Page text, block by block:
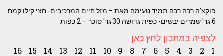
פוקצ'ה רכה רכה תמיד טעימה מאת – מזל חיים המרכיבים- חצי קילו קמח
6 גר' שמרים יבשים- כפית גדושה 30 גר' סוכר – 2 כפות
לצפיה במתכון לחץ כאן
1
2
3
4
5
6
7
8
9
10
11
12
13
14
15
16